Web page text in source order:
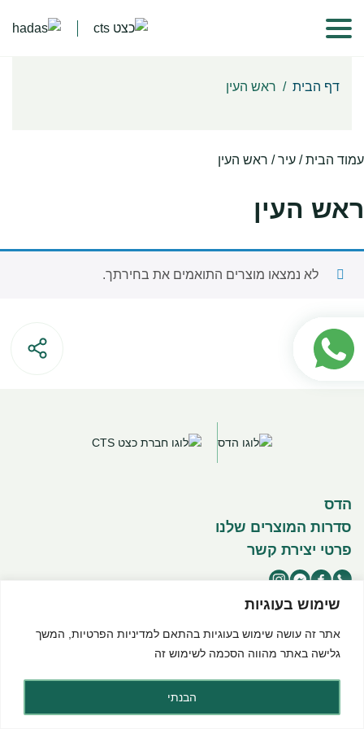
שימוש בעוגיות
אתר זה עושה שימוש בעוגיות בהתאם למדיניות הפרטיות , המשך
גלישה באתר מהווה הסכמה לשימוש זה
הבנתי
דף הבית / ראש העין
עמוד הבית/ עיר / ראש העין
ראש העין
לא נמצאו מוצרים התואמים את בחירתך.
הדס
סדרות המוצרים שלנו
פרטי יצירת קשר
©2025 כל הזכויות שמורות להדס מוצרים טבעיים
תנאי שימוש באתר
מדיניות פרטיות